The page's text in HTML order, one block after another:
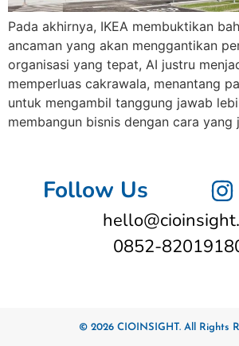
Pada akhirnya, IKEA membuktikan
ancaman yang akan menggantikan
organisasi yang tepat, AI justru
memperluas cakrawala, menantang
untuk mengambil tanggung jawab
membangun bisnis dengan cara yang
Follow Us
0852-
© 2026 CIOINSIGHT. All Rights